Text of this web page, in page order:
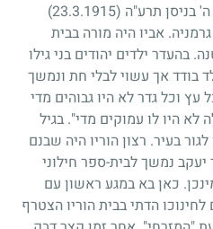
ה' בניסן תרע"ה (23.3.1915)
אביו היה מורה בבית
בהעדר ילדים יהודים בני גילו
בודד אך עשוי לבלי חת ונמשך
וכל גדר לא היו גבוהים מדי
היו לו עמוקים מדי". בגיל
בעיר. רצון הוריו היה שבנם
יעקב נמשך לבית-ספר חילוני
כאן בא במגע ראשון עם
הדתי בבית הוריו הצטרף